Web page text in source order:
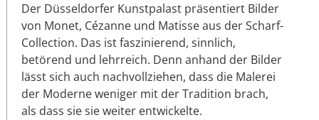
Der Düsseldorfer Kunstpalast präsentiert Bilder
von Monet, Cézanne und Matisse aus der Scharf-
Collection. Das ist faszinierend, sinnlich,
betörend und lehrreich. Denn anhand der Bilder
lässt sich auch nachvollziehen, dass die Malerei
der Moderne weniger mit der Tradition brach,
als dass sie sie weiter entwickelte.